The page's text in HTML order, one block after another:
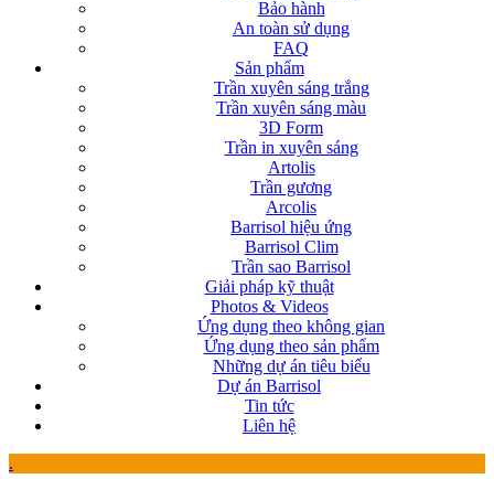
Bảo hành
An toàn sử dụng
FAQ
Sản phẩm
Trần xuyên sáng trắng
Trần xuyên sáng màu
3D Form
Trần in xuyên sáng
Artolis
Trần gương
Arcolis
Barrisol hiệu ứng
Barrisol Clim
Trần sao Barrisol
Giải pháp kỹ thuật
Photos & Videos
Ứng dụng theo không gian
Ứng dụng theo sản phẩm
Những dự án tiêu biểu
Dự án Barrisol
Tin tức
Liên hệ
.